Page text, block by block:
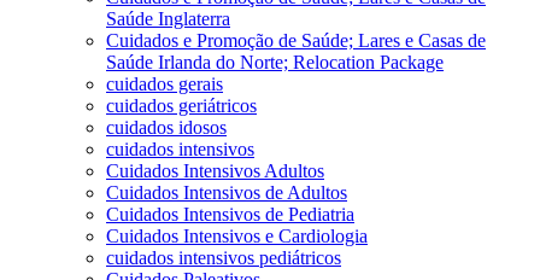
Saúde Inglaterra
Cuidados e Promoção de Saúde; Lares e Casas de
Saúde Irlanda do Norte; Relocation Package
cuidados gerais
cuidados geriátricos
cuidados idosos
cuidados intensivos
Cuidados Intensivos Adultos
Cuidados Intensivos de Adultos
Cuidados Intensivos de Pediatria
Cuidados Intensivos e Cardiologia
cuidados intensivos pediátricos